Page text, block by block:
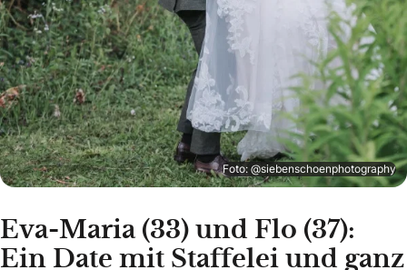
Foto: @siebenschoenphotography
Eva-Maria (33) und Flo (37):
Ein Date mit Staffelei und ganz